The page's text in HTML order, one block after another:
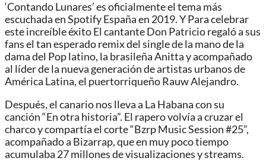
‘Contando Lunares’ es oficialmente el tema más
escuchada en Spotify España en 2019. Y Para celebrar
este increíble éxito El cantante Don Patricio regaló a sus
fans el tan esperado remix del single de la mano de la
dama del Pop latino, la brasileña Anitta y acompañado
al líder de la nueva generación de artistas urbanos de
América Latina, el puertorriqueño Rauw Alejandro.
Después, el canario nos lleva a La Habana con su
canción “En otra historia”. El rapero volvía a cruzar el
charco y compartía el corte “Bzrp Music Session #25”,
acompañado a Bizarrap, que en muy poco tiempo
acumulaba 27 millones de visualizaciones y streams.